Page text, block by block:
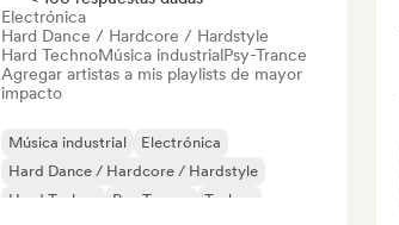
Electrónica
Hard Dance / Hardcore / Hardstyle
Hard TechnoMúsica industrialPsy-Trance
Agregar artistas a mis playlists de mayor
impacto
Música industrial
Electrónica
Hard Dance / Hardcore / Hardstyle
Hard Techno
Psy-Trance Techno